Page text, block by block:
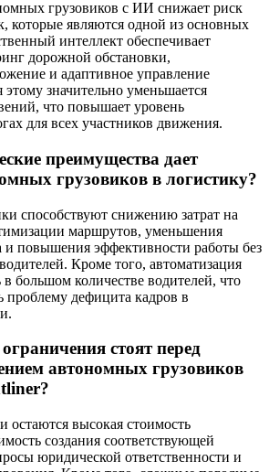
грузовиков с ИИ снижает риск
которые являются одной из основных
интеллект обеспечивает
дорожной обстановки,
и адаптивное управление
этому значительно уменьшается
что повышает уровень
для всех участников движения.
преимущества дает
грузовиков в логистику?
способствуют снижению затрат на
маршрутов, уменьшения
и повышения эффективности работы без
Кроме того, автоматизация
большом количестве водителей, что
дефицита кадров в
стоят перед
автономных грузовиков
высокая стоимость
создания соответствующей
юридической ответственности и